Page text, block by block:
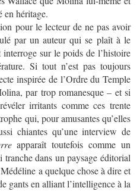
en héritage.
pour le lecteur de ne pas avoir
par un auteur qui se plaît à le
sur le poids de l’histoire
Si tout n’est pas toujours
inspirée de l’Ordre du Temple
par trop romanesque – et si
irritants comme ces trente
qui, pour amusantes qu’elles
chiantes qu’une interview de
apparaît toutefois comme un
dans un paysage éditorial
a quelque chose à dire et
gants en alliant l’intelligence à la